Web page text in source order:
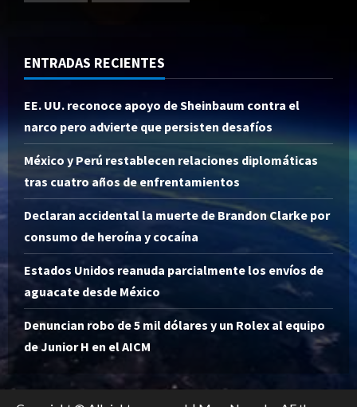
ENTRADAS RECIENTES
EE. UU. reconoce apoyo de Sheinbaum contra el
narco pero advierte que persisten desafíos
México y Perú restablecen relaciones diplomáticas
tras cuatro años de enfrentamientos
Declaran accidental la muerte de Brandon Clarke por
consumo de heroína y cocaína
Estados Unidos reanuda parcialmente los envíos de
aguacate desde México
Denuncian robo de 5 mil dólares y un Rolex al equipo
de Junior H en el AICM